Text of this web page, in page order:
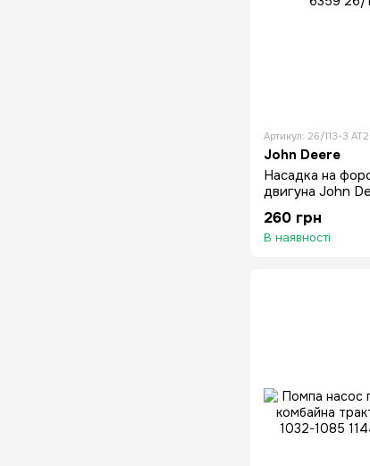
Артикул: 26/113-3
John Deere
Насадка на
двигуна John
4202 4219 4239
260 грн
В наявності